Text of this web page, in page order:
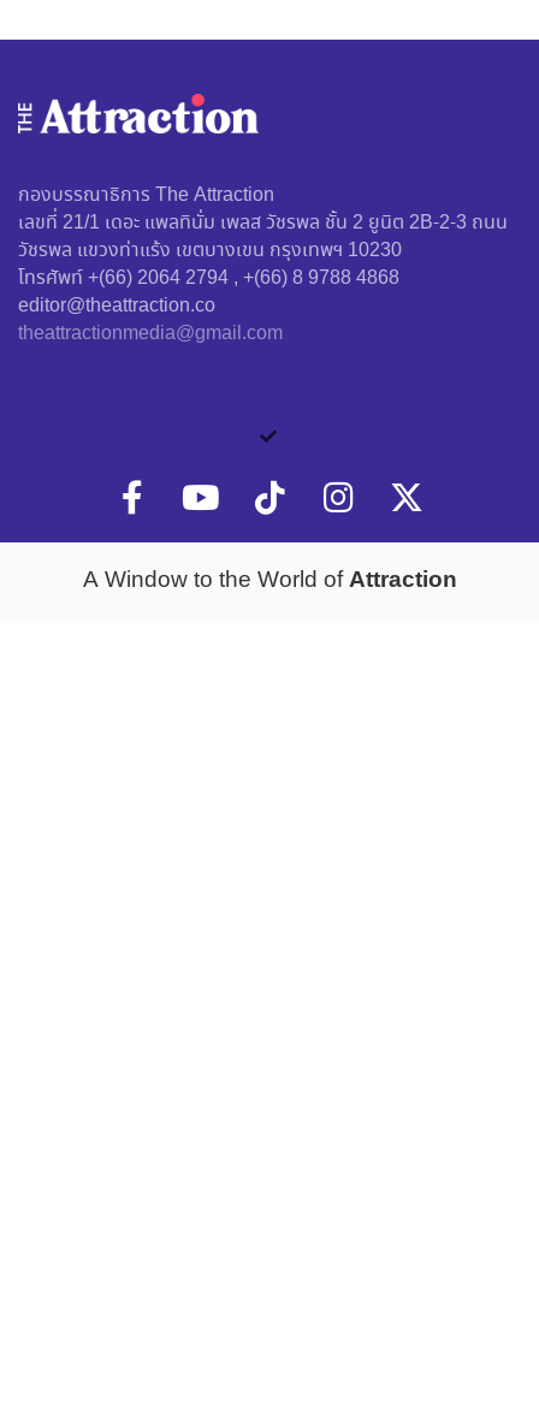
กองบรรณาธิการ The Attraction
เลขที่ 21/1 เดอะ แพลทินั่ม เพลส วัชรพล ชั้น 2 ยูนิต 2B-2-3 ถนน
วัชรพล แขวงท่าแร้ง เขตบางเขน กรุงเทพฯ 10230
โทรศัพท์ +(66) 2064 2794 , +(66) 8 9788 4868
editor@theattraction.co
theattractionmedia@gmail.com
A Window to the World ofAttraction